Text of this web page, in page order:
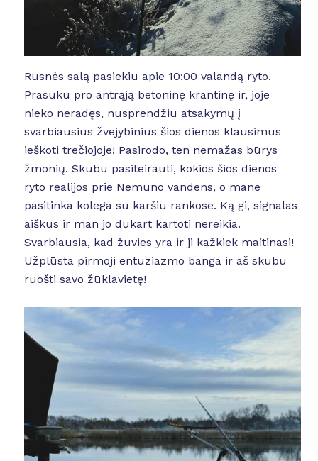
Rusnės salą pasiekiu apie 10:00 valandą ryto.
Prasuku pro antrąją betoninę krantinę ir, joje
nieko neradęs, nusprendžiu atsakymų į
svarbiausius žvejybinius šios dienos klausimus
ieškoti trečiojoje! Pasirodo, ten nemažas būrys
žmonių. Skubu pasiteirauti, kokios šios dienos
ryto realijos prie Nemuno vandens, o mane
pasitinka kolega su karšiu rankose. Ką gi, signalas
aiškus ir man jo dukart kartoti nereikia.
Svarbiausia, kad žuvies yra ir ji kažkiek maitinasi!
Užplūsta pirmoji entuziazmo banga ir aš skubu
ruošti savo žūklavietę!